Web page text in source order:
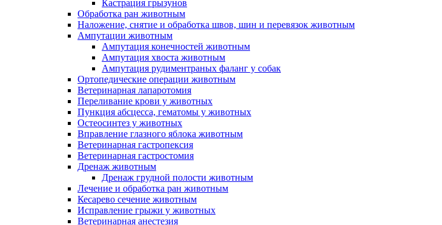
Кастрация грызунов
Обработка ран животным
Наложение, снятие и обработка швов, шин и перевязок животным
Ампутации животным
Ампутация конечностей животным
Ампутация хвоста животным
Ампутация рудиментраных фаланг у собак
Ортопедические операции животным
Ветеринарная лапаротомия
Переливание крови у животных
Пункция абсцесса, гематомы у животных
Остеосинтез у животных
Вправление глазного яблока животным
Ветеринарная гастропексия
Ветеринарная гастростомия
Дренаж животным
Дренаж грудной полости животным
Лечение и обработка ран животным
Кесарево сечение животным
Исправление грыжи у животных
Ветеринарная анестезия